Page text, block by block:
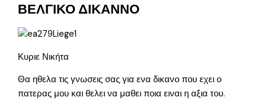
ΒΕΛΓΙΚΟ ΔΙΚΑΝΝΟ
Κυριε Νικήτα
Θα ηθελα τις γνωσεις σας για ενα δικανο που εχει ο
πατερας μου και θελει να μαθει ποια ειναι η αξια του.